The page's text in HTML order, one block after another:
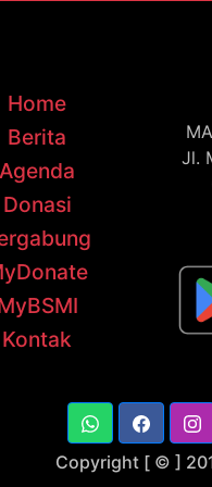
Home
Berita
Agenda
Donasi
Kontak
Jl.
Copyright [ © ]